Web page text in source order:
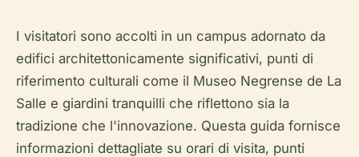
I visitatori sono accolti in un campus adornato da
edifici architettonicamente significativi, punti di
riferimento culturali come il Museo Negrense de La
Salle e giardini tranquilli che riflettono sia la
tradizione che l'innovazione. Questa guida fornisce
informazioni dettagliate su orari di visita, punti